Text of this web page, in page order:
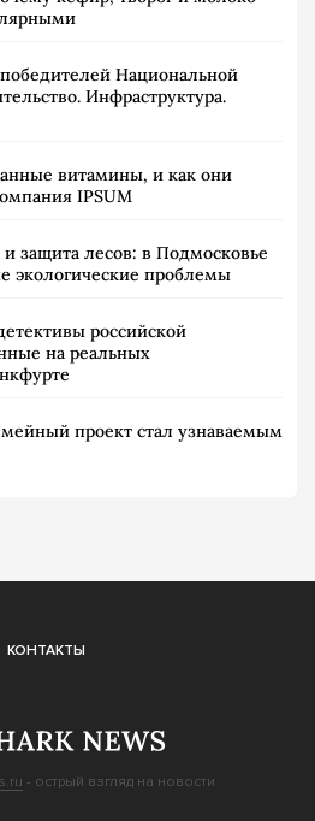
Национальной
Инфраструктура.
витамины, и как они
IPSUM
защита лесов: в Подмосковье
экологические проблемы
российской
на реальных
проект стал узнаваемым
КОНТАКТЫ
- острый взгляд на новости